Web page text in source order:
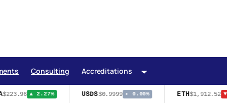
Consulting Accreditations
▲ 2.27% USDS$0.9999 ▸ 0.00% ETH$1,912.52 ▼